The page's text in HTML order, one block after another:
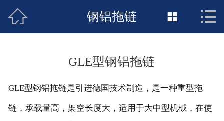
网站首页
新闻动态
产品展示
 钢铝拖链  
GLE型钢铝拖链
GLE型钢铝拖链是引进德国技术制造，是一种重型拖
链，承载量高，架空长度大，适用于大中型机械，在使